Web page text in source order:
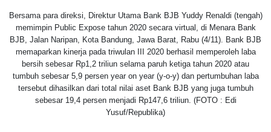
Bersama para direksi, Direktur Utama Bank BJB Yuddy Renaldi (tengah)
memimpin Public Expose tahun 2020 secara virtual, di Menara Bank
BJB, Jalan Naripan, Kota Bandung, Jawa Barat, Rabu (4/11). Bank BJB
memaparkan kinerja pada triwulan III 2020 berhasil memperoleh laba
bersih sebesar Rp1,2 triliun selama paruh ketiga tahun 2020 atau
tumbuh sebesar 5,9 persen year on year (y-o-y) dan pertumbuhan laba
tersebut dihasilkan dari total nilai aset Bank BJB yang juga tumbuh
sebesar 19,4 persen menjadi Rp147,6 triliun. (FOTO : Edi
Yusuf/Republika)